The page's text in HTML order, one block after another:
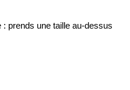
: prends une taille au-dessus